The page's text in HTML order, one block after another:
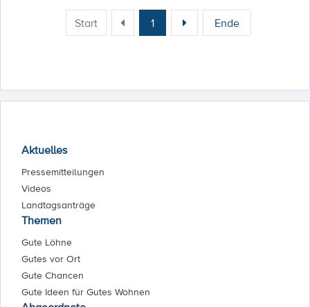
Start 1 Ende
Aktuelles
Pressemitteilungen
Videos
Landtagsanträge
Themen
Gute Löhne
Gutes vor Ort
Gute Chancen
Gute Ideen für Gutes Wohnen